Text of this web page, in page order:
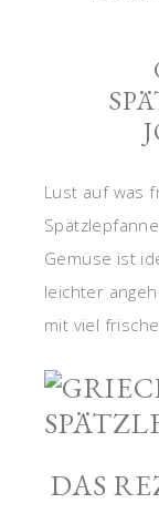
Lust auf was
Gemüse ist
leichter
mit viel
DAS